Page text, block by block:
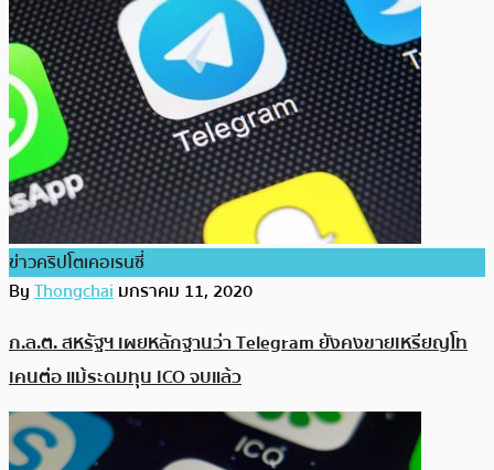
ข่าวคริปโตเคอเรนซี่
ByThongchaiมกราคม 11, 2020
ก.ล.ต. สหรัฐฯ เผยหลักฐานว่า Telegram ยังคงขายเหรียญโท
เคนต่อ แม้ระดมทุน ICO จบแล้ว